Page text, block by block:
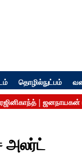
தொழில்நுட்பம்
அலர்ட்